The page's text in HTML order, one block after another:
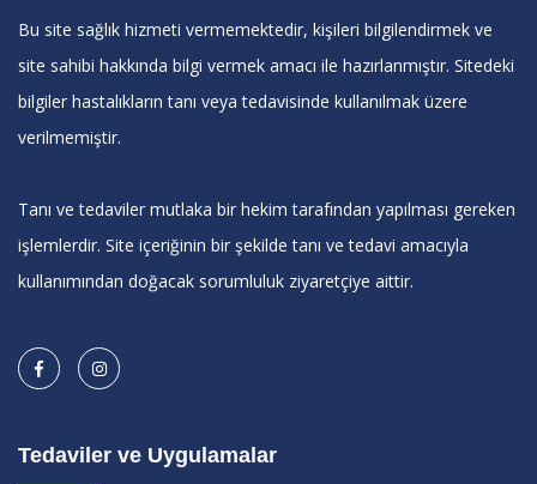
Bu site sağlık hizmeti vermemektedir, kişileri bilgilendirmek ve
site sahibi hakkında bilgi vermek amacı ile hazırlanmıştır. Sitedeki
bilgiler hastalıkların tanı veya tedavisinde kullanılmak üzere
verilmemiştir.
Tanı ve tedaviler mutlaka bir hekim tarafından yapılması gereken
işlemlerdir. Site içeriğinin bir şekilde tanı ve tedavi amacıyla
kullanımından doğacak sorumluluk ziyaretçiye aittir.
Tedaviler ve Uygulamalar